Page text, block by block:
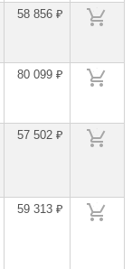
58 856 ₽
80 099 ₽
57 502 ₽
59 313 ₽